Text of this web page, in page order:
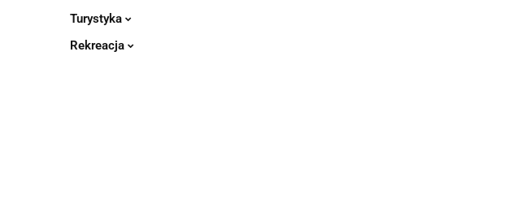
Turystyka
Rekreacja